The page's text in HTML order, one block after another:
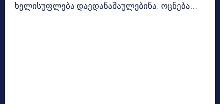
ხელისუფლება დაედანაშაულებინა. ოცნება...